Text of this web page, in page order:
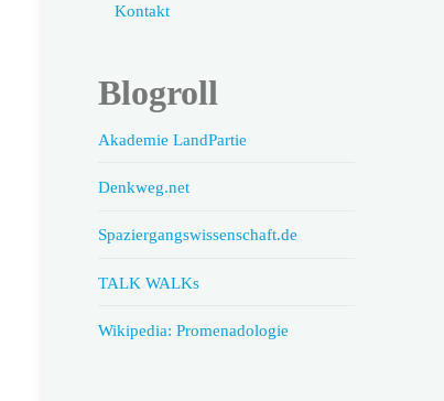
Kontakt
Blogroll
Akademie LandPartie
Denkweg.net
Spaziergangswissenschaft.de
TALK WALKs
Wikipedia: Promenadologie